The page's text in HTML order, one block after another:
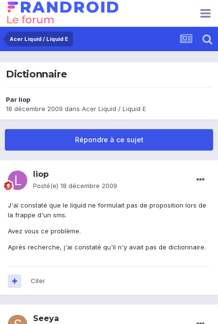
Acer Liquid / Liquid E
Dictionnaire
Par liop
18 décembre 2009 dans Acer Liquid / Liquid E
Répondre à ce sujet
liop
Posté(e) 18 décembre 2009
J'ai constaté que le liquid ne formulait pas de proposition lors de
la frappe d'un sms.
Avez vous ce problème.
Après recherche, j'ai constaté qu'il n'y avait pas de dictionnaire.
Citer
Seeya